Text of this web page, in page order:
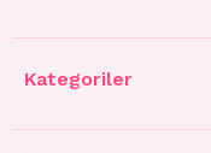
Kategoriler